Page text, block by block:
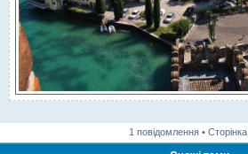
1 повідомлення • Сторінка